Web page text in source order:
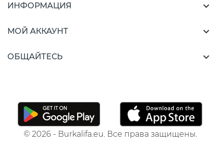
ИНФОРМАЦИЯ 
МОЙ АККАУНТ 
ОБЩАЙТЕСЬ 
© 2026 - Burkalifa.eu. Все права защищены.